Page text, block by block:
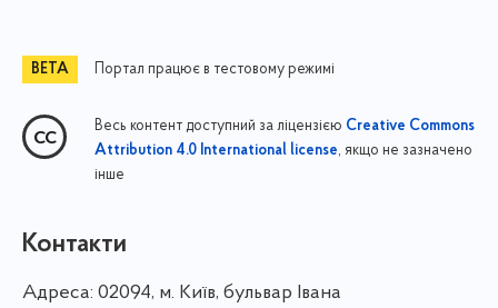
Портал працює в тестовому режимі
Весь контент доступний за ліцензією Creative Commons
Attribution 4.0 International license, якщо не зазначено
інше
Контакти
Адреса: 02094, м. Київ, бульвар Івана